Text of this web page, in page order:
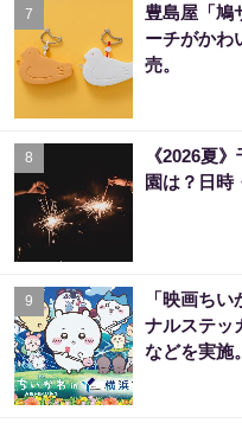
7
豊島屋「鳩
ーチがか
売。
8
《2026夏
園は？日時
9
「映画ち
ナルステッ
などを実施